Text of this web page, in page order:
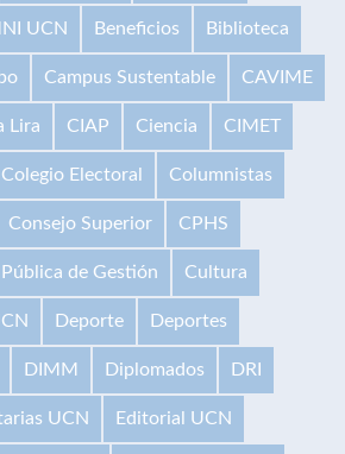
UCN Beneficios Biblioteca
Campus Sustentable CAVIME
Lira CIAP Ciencia CIMET
Colegio Electoral Columnistas
Consejo Superior CPHS
de Gestión Cultura
Deporte Deportes
DIMM Diplomados DRI
UCN Editorial UCN